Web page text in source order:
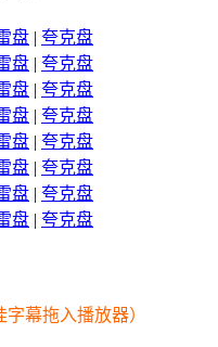
盘 | 夸克盘
盘 | 夸克盘
盘 | 夸克盘
盘 | 夸克盘
盘 | 夸克盘
盘 | 夸克盘
盘 | 夸克盘
盘 | 夸克盘
幕拖入播放器）